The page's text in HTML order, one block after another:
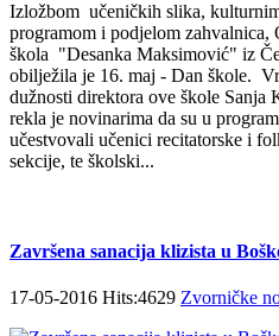
Izložbom učeničkih slika,
programom i podjelom zahvalnica,
škola "Desanka Maksimović" iz
obilježila je 16. maj - Dan škole.
dužnosti direktora ove škole Sanja
rekla je novinarima da su u
učestvovali učenici recitatorske i
sekcije, te školski...
Završena sanacija klizista u
17-05-2016 Hits:4629 Zvorničke